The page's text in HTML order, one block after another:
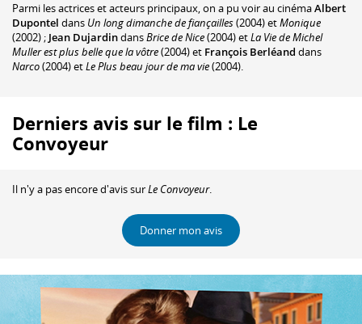
Parmi les actrices et acteurs principaux, on a pu voir au cinémaAlbert
Dupontel dans Un long dimanche de fiançailles(2004) etMonique
(2002) ; Jean DujardindansBrice de Nice(2004) etLa Vie de Michel
Muller est plus belle que la vôtre(2004) et François Berléand dans
Narco(2004) etLe Plus beau jour de ma vie(2004).
Derniers avis sur le film : Le
Convoyeur
Il n'y a pas encore d'avis surLe Convoyeur.
Donner mon avis